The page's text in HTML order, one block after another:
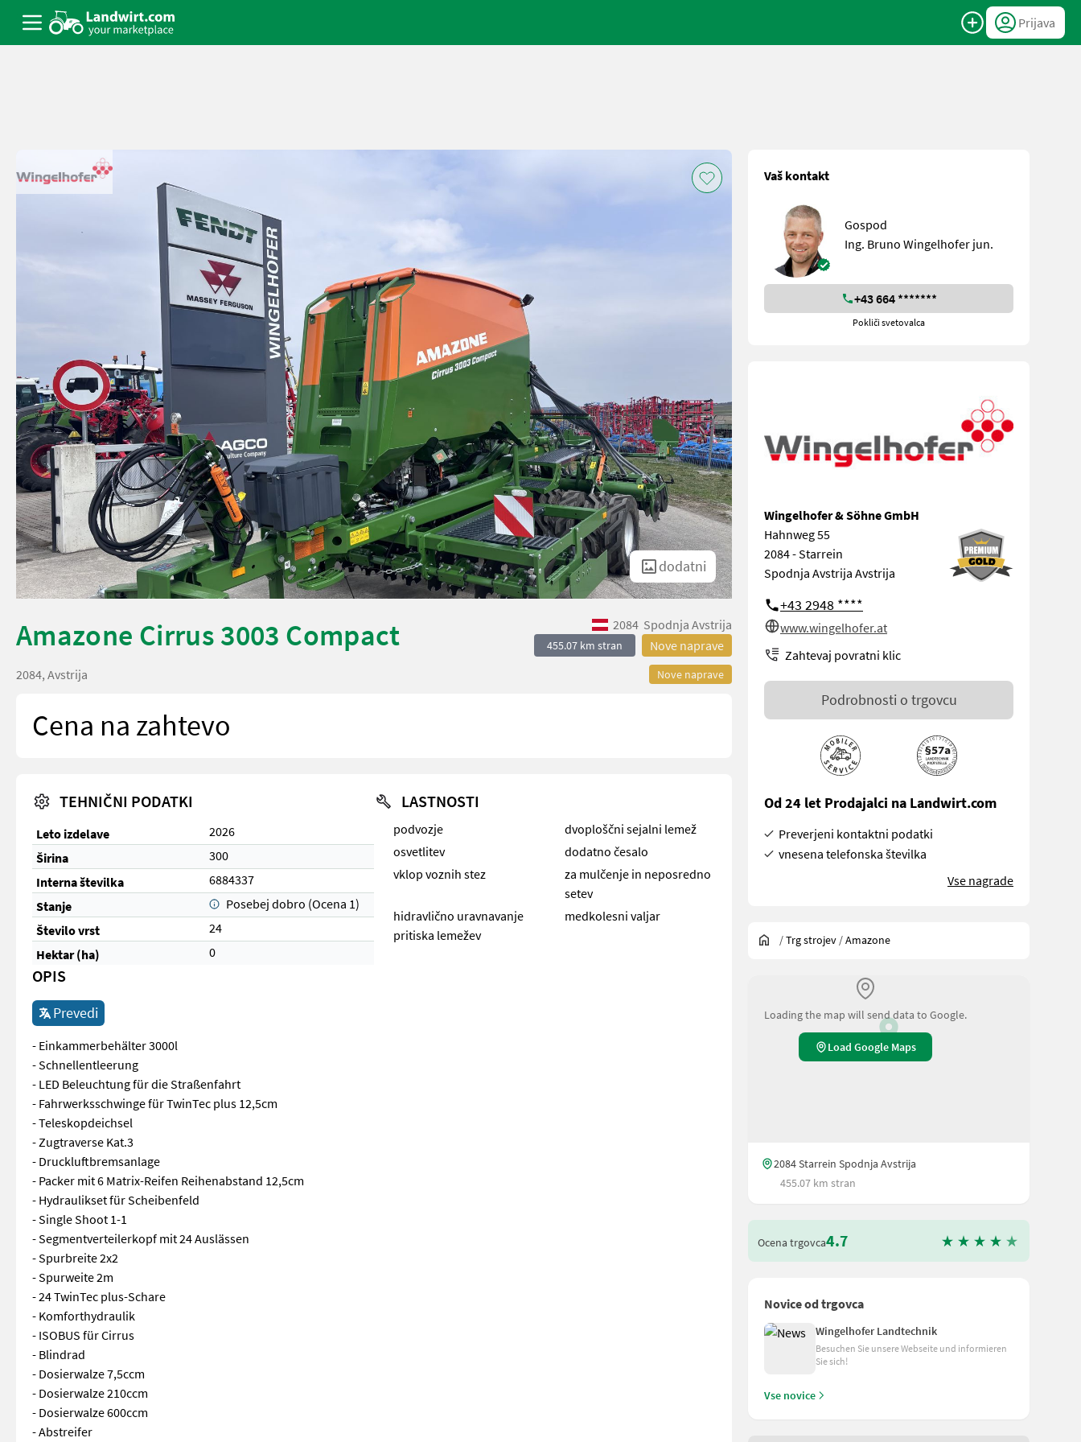
Prijava
dodatni
Amazone Cirrus 3003 Compact 2084 Spodnja Avstrija
455.07 km stran Nove naprave
Nove naprave
2084, Avstrija
Cena na zahtevo
TEHNIČNI PODATKI
Leto izdelave
2026
Širina
300
Interna številka
6884337
Stanje
Posebej dobro (Ocena 1)
Število vrst
24
Hektar (ha)
0
LASTNOSTI
podvozje
dvoploščni sejalni lemež
osvetlitev
dodatno česalo
vklop voznih stez
za mulčenje in neposredno
setev
hidravlično uravnavanje
pritiska lemežev
medkolesni valjar
OPIS
Prevedi
- Einkammerbehälter 3000l
- Schnellentleerung
- LED Beleuchtung für die Straßenfahrt
- Fahrwerksschwinge für TwinTec plus 12,5cm
- Teleskopdeichsel
- Zugtraverse Kat.3
- Druckluftbremsanlage
- Packer mit 6 Matrix-Reifen Reihenabstand 12,5cm
- Hydraulikset für Scheibenfeld
- Single Shoot 1-1
- Segmentverteilerkopf mit 24 Auslässen
- Spurbreite 2x2
- Spurweite 2m
- 24 TwinTec plus-Schare
- Komforthydraulik
- ISOBUS für Cirrus
- Blindrad
- Dosierwalze 7,5ccm
- Dosierwalze 210ccm
- Dosierwalze 600ccm
- Abstreifer
Vaš kontakt
Gospod
Ing. Bruno Wingelhofer jun.
+43 664 *******
Pokliči svetovalca
Wingelhofer & Söhne GmbH
Hahnweg 55
2084 - Starrein
Spodnja Avstrija Avstrija
+43 2948 ****
www.wingelhofer.at
Zahtevaj povratni klic
Podrobnosti o trgovcu
Od 24 let Prodajalci na Landwirt.com
Preverjeni kontaktni podatki
vnesena telefonska številka
Vse nagrade
/Trg strojev /Amazone
Loading the map will send data to Google.
Load Google Maps
2084 Starrein Spodnja Avstrija
455.07 km stran
Ocena trgovca4.7
Novice od trgovca
Wingelhofer Landtechnik
Besuchen Sie unsere Webseite und informieren
Sie sich!
Vse novice